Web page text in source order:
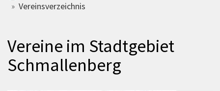
Tourismus
Vereinsverzeichnis
Vereine im Stadtgebiet
Schmallenberg